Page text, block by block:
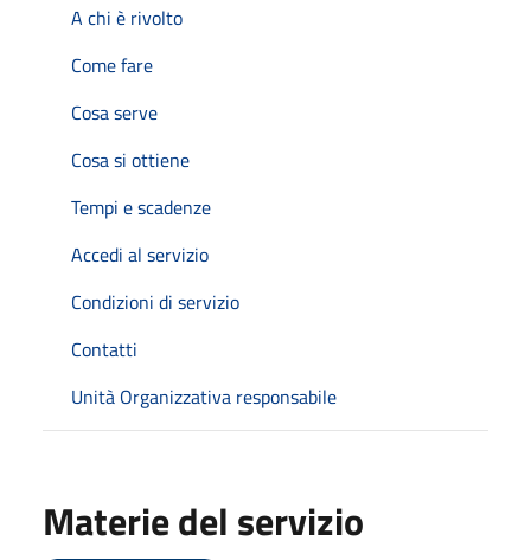
A chi è rivolto
Come fare
Cosa serve
Cosa si ottiene
Tempi e scadenze
Accedi al servizio
Condizioni di servizio
Contatti
Unità Organizzativa responsabile
Materie del servizio